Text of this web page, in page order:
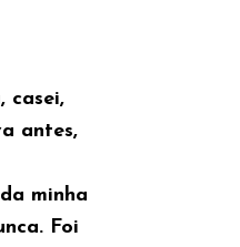
casei,
antes,
minha
Foi